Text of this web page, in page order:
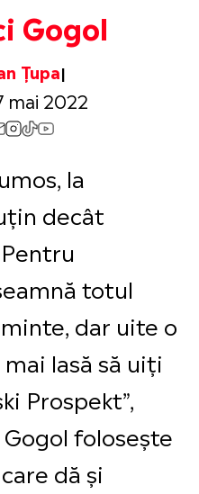
Gogol
Țupa
mai 2022
la
decât
totul
dar uite o
lasă să uiți
Prospekt”,
folosește
dă și